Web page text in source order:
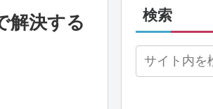
解決する
検索